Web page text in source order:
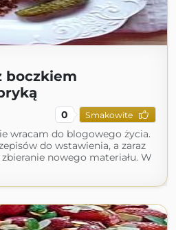
boczkiem
0 Smakowite
wracam do blogowego życia.
do wstawienia, a zaraz
nowego materiału. W